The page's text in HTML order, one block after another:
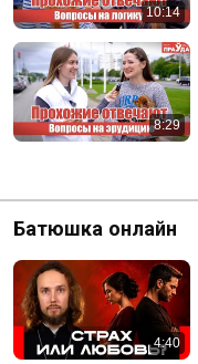
10:14
8:29
Батюшка онлайн
4:40